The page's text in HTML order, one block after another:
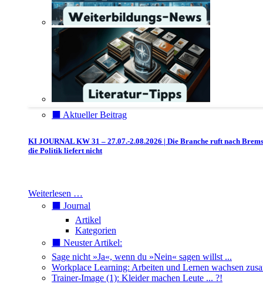
⬛️ Aktueller Beitrag
KI JOURNAL KW 31 – 27.07.-2.08.2026 | Die Branche ruft nach
die Politik liefert nicht
Weiterlesen …
⬛️ Journal
Artikel
Kategorien
⬛️ Neuster Artikel:
Sage nicht »Ja«, wenn du »Nein« sagen willst ...
Workplace Learning: Arbeiten und Lernen wachsen
Trainer-Image (1): Kleider machen Leute ... ?!